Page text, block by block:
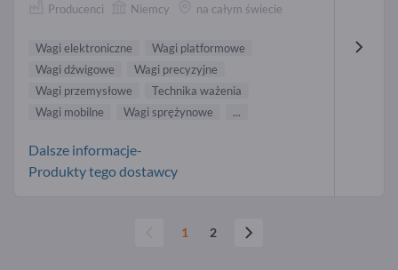
Producenci Niemcy na całym świecie
Wagi elektroniczne
Wagi platformowe
Wagi dźwigowe
Wagi precyzyjne
Wagi przemysłowe
Technika ważenia
Wagi mobilne
Wagi sprężynowe ...
Dalsze informacje-
Produkty tego dostawcy
1 2